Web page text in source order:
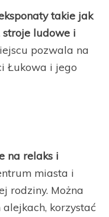
takie jak
stroje ludowe i
pozwala na
Łukowa i jego
na relaks i
miasta i
rodziny. Można
korzystać